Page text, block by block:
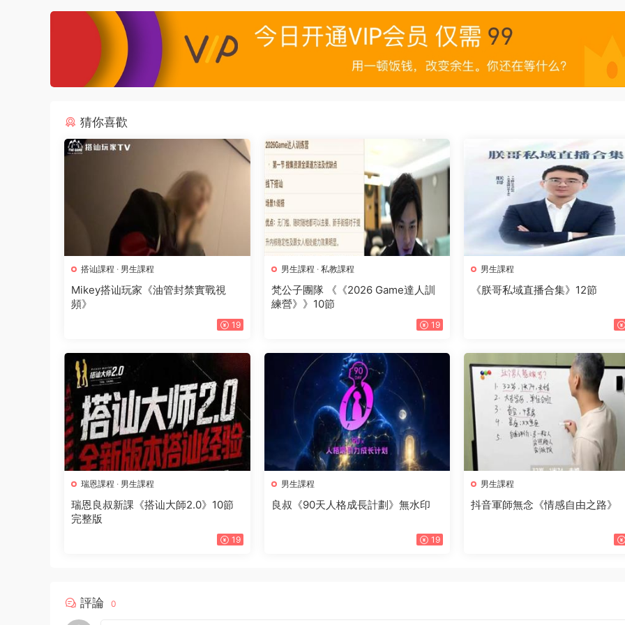
猜你喜歡
搭讪課程 · 男生課程
Mikey搭讪玩家《油管封禁實戰視
頻》
19
男生課程 · 私教課程
梵公子團隊 《《2026 Game達人訓
練營》》10節
19
男生課程
《朕哥私域直播合集》12節
瑞恩課程 · 男生課程
瑞恩良叔新課《搭讪大師2.0》10節
完整版
19
男生課程
良叔《90天人格成長計劃》無水印
19
男生課程
抖音軍師無念《情感自由之路》
評論 0